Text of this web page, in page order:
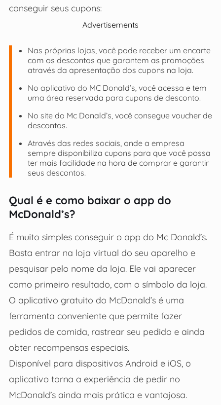
conseguir seus cupons:
Advertisements
Nas próprias lojas, você pode receber um encarte
com os descontos que garantem as promoções
através da apresentação dos cupons na loja.
No aplicativo do MC Donald’s, você acessa e tem
uma área reservada para cupons de desconto.
No site do Mc Donald’s, você consegue voucher de
descontos.
Através das redes sociais, onde a empresa
sempre disponibiliza cupons para que você possa
ter mais facilidade na hora de comprar e garantir
seus descontos.
Qual é e como baixar o app do
McDonald’s?
É muito simples conseguir o app do Mc Donald’s.
Basta entrar na loja virtual do seu aparelho e
pesquisar pelo nome da loja. Ele vai aparecer
como primeiro resultado, com o símbolo da loja.
O aplicativo gratuito do McDonald’s é uma
ferramenta conveniente que permite fazer
pedidos de comida, rastrear seu pedido e ainda
obter recompensas especiais.
Disponível para dispositivos Android e iOS, o
aplicativo torna a experiência de pedir no
McDonald’s ainda mais prática e vantajosa.